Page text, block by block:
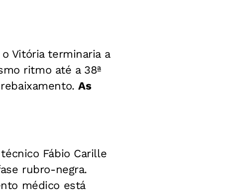
Vitória terminaria a
ritmo até a 38ª
rebaixamento.As
Fábio Carille
rubro-negra.
médico está